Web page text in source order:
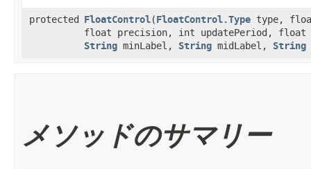
protected FloatControl​(FloatControl.Type type,
float precision, int updatePeriod,
String minLabel, String midLabel, String
メソッドのサマリー